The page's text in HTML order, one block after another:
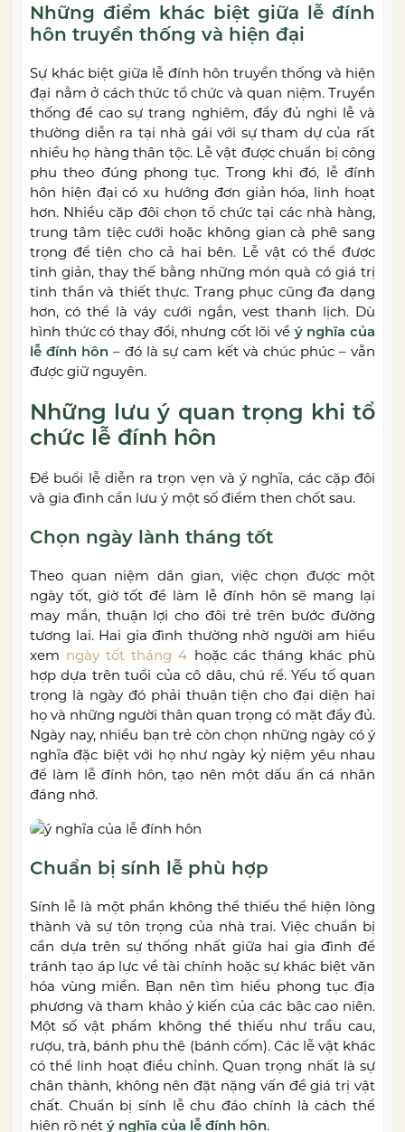
Những điểm khác biệt giữa lễ đính
hôn truyền thống và hiện đại
Sự khác biệt giữa lễ đính hôn truyền thống và hiện
đại nằm ở cách thức tổ chức và quan niệm. Truyền
thống đề cao sự trang nghiêm, đầy đủ nghi lễ và
thường diễn ra tại nhà gái với sự tham dự của rất
nhiều họ hàng thân tộc. Lễ vật được chuẩn bị công
phu theo đúng phong tục. Trong khi đó, lễ đính
hôn hiện đại có xu hướng đơn giản hóa, linh hoạt
hơn. Nhiều cặp đôi chọn tổ chức tại các nhà hàng,
trung tâm tiệc cưới hoặc không gian cà phê sang
trọng để tiện cho cả hai bên. Lễ vật có thể được
tinh giản, thay thế bằng những món quà có giá trị
tinh thần và thiết thực. Trang phục cũng đa dạng
hơn, có thể là váy cưới ngắn, vest thanh lịch. Dù
hình thức có thay đổi, nhưng cốt lõi về ý nghĩa của
lễ đính hôn – đó là sự cam kết và chúc phúc – vẫn
được giữ nguyên.
Những lưu ý quan trọng khi tổ
chức lễ đính hôn
Để buổi lễ diễn ra trọn vẹn và ý nghĩa, các cặp đôi
và gia đình cần lưu ý một số điểm then chốt sau.
Chọn ngày lành tháng tốt
Theo quan niệm dân gian, việc chọn được một
ngày tốt, giờ tốt để làm lễ đính hôn sẽ mang lại
may mắn, thuận lợi cho đôi trẻ trên bước đường
tương lai. Hai gia đình thường nhờ người am hiểu
xem ngày tốt tháng 4 hoặc các tháng khác phù
hợp dựa trên tuổi của cô dâu, chú rể. Yếu tố quan
trọng là ngày đó phải thuận tiện cho đại diện hai
họ và những người thân quan trọng có mặt đầy đủ.
Ngày nay, nhiều bạn trẻ còn chọn những ngày có ý
nghĩa đặc biệt với họ như ngày kỷ niệm yêu nhau
để làm lễ đính hôn, tạo nên một dấu ấn cá nhân
đáng nhớ.
Chuẩn bị sính lễ phù hợp
Sính lễ là một phần không thể thiếu thể hiện lòng
thành và sự tôn trọng của nhà trai. Việc chuẩn bị
cần dựa trên sự thống nhất giữa hai gia đình để
tránh tạo áp lực về tài chính hoặc sự khác biệt văn
hóa vùng miền. Bạn nên tìm hiểu phong tục địa
phương và tham khảo ý kiến của các bậc cao niên.
Một số vật phẩm không thể thiếu như trầu cau,
rượu, trà, bánh phu thê (bánh cốm). Các lễ vật khác
có thể linh hoạt điều chỉnh. Quan trọng nhất là sự
chân thành, không nên đặt nặng vấn đề giá trị vật
chất. Chuẩn bị sính lễ chu đáo chính là cách thể
hiện rõ nét ý nghĩa của lễ đính hôn.